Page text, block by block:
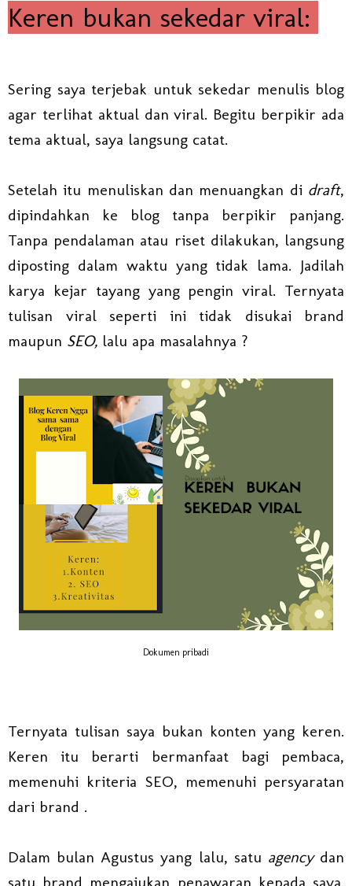
Keren bukan sekedar viral:
Sering saya terjebak untuk sekedar menulis blog
agar terlihat aktual dan viral. Begitu berpikir ada
tema aktual, saya langsung catat.
Setelah itu menuliskan dan menuangkan di draft,
dipindahkan ke blog tanpa berpikir panjang.
Tanpa pendalaman atau riset dilakukan, langsung
diposting dalam waktu yang tidak lama. Jadilah
karya kejar tayang yang pengin viral. Ternyata
tulisan viral seperti ini tidak disukai brand
maupun SEO, lalu apa masalahnya ?
Dokumen pribadi
Ternyata tulisan saya bukan konten yang keren.
Keren itu berarti bermanfaat bagi pembaca,
memenuhi kriteria SEO, memenuhi persyaratan
dari brand .
Dalam bulan Agustus yang lalu, satu agency dan
satu brand mengajukan penawaran kepada saya.